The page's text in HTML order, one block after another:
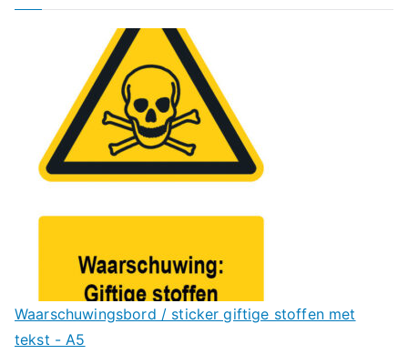
Waarschuwingsbord / sticker giftige stoffen met
tekst - A5